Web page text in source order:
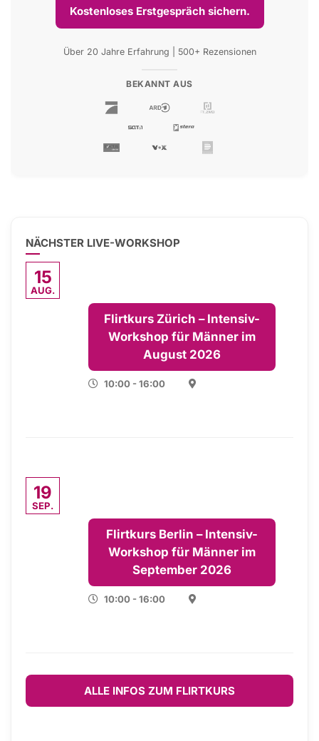
Kostenloses Erstgespräch sichern.
Über 20 Jahre Erfahrung | 500+ Rezensionen
BEKANNT AUS
NÄCHSTER LIVE-WORKSHOP
15
AUG.
Flirtkurs Zürich – Intensiv-
Workshop für Männer im
August 2026
10:00 - 16:00
19
SEP.
Flirtkurs Berlin – Intensiv-
Workshop für Männer im
September 2026
10:00 - 16:00
ALLE INFOS ZUM FLIRTKURS